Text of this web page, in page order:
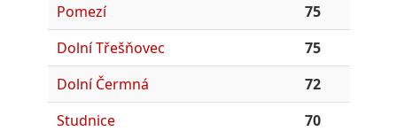
Pomezí
75
Dolní Třešňovec
75
Dolní Čermná
72
Studnice
70